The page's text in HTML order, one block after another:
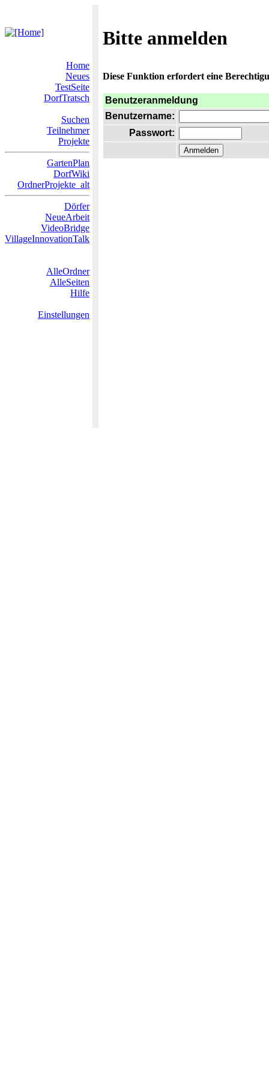
Bitte anmelden
Home
Neues
TestSeite
DorfTratsch
Suchen
Teilnehmer
Projekte
GartenPlan
DorfWiki
OrdnerProjekte_alt
Dörfer
NeueArbeit
VideoBridge
VillageInnovationTalk
AlleOrdner
AlleSeiten
Hilfe
Einstellungen
Diese Funktion erfordert eine
Benutzeranmeldung
Benutzername:
Passwort: